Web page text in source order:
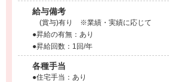
給与備考
(賞与)有り ※業績・実績に応じて
●昇給の有無：あり
●昇給回数：1回/年
各種手当
●住宅手当：あり